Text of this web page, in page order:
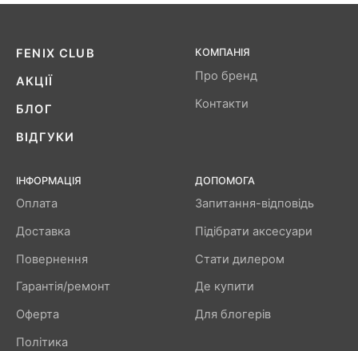
FENIX ​​CLUB
АКЦІЇ
БЛОГ
ВІДГУКИ
КОМПАНІЯ
Про бренд
Контакти
ІНФОРМАЦІЯ
Оплата
Доставка
Повернення
Гарантія/ремонт
Оферта
Політика
ДОПОМОГА
Запитання-відповідь
Підібрати аксесуари
Стати дилером
Де купити
Для блогерів